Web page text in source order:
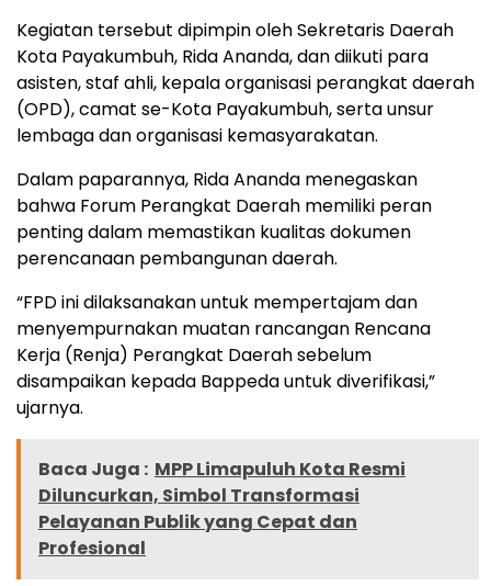
Kegiatan tersebut dipimpin oleh Sekretaris Daerah
Kota Payakumbuh, Rida Ananda, dan diikuti para
asisten, staf ahli, kepala organisasi perangkat daerah
(OPD), camat se-Kota Payakumbuh, serta unsur
lembaga dan organisasi kemasyarakatan.
Dalam paparannya, Rida Ananda menegaskan
bahwa Forum Perangkat Daerah memiliki peran
penting dalam memastikan kualitas dokumen
perencanaan pembangunan daerah.
“FPD ini dilaksanakan untuk mempertajam dan
menyempurnakan muatan rancangan Rencana
Kerja (Renja) Perangkat Daerah sebelum
disampaikan kepada Bappeda untuk diverifikasi,”
ujarnya.
Baca Juga : MPP Limapuluh Kota Resmi
Diluncurkan, Simbol Transformasi
Pelayanan Publik yang Cepat dan
Profesional